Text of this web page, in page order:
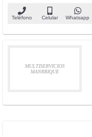
Teléfono Celular Whatsapp
MULTISERVICIOS
MANRRIQUE